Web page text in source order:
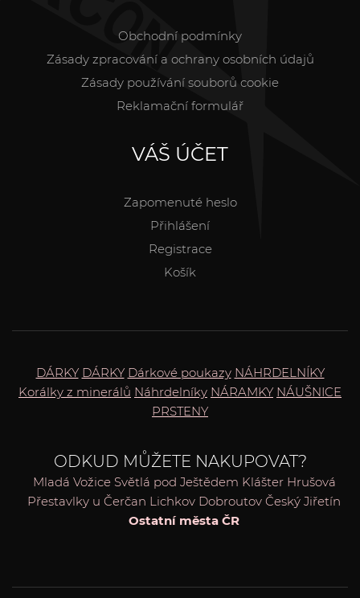
Obchodní podmínky
Zásady zpracování a ochrany osobních údajů
Zásady používání souborů cookie
Reklamační formulář
VÁŠ ÚČET
Zapomenuté heslo
Přihlášení
Registrace
Košík
DÁRKY DÁRKY Dárkové poukazy NÁHRDELNÍKY
Korálky z minerálů Náhrdelníky NÁRAMKY NÁUŠNICE
PRSTENY
ODKUD MŮŽETE NAKUPOVAT?
Mladá Vožice Světlá pod Ještědem Klášter Hrušová
Přestavlky u Čerčan Lichkov Dobroutov Český Jiřetín
Ostatní města ČR